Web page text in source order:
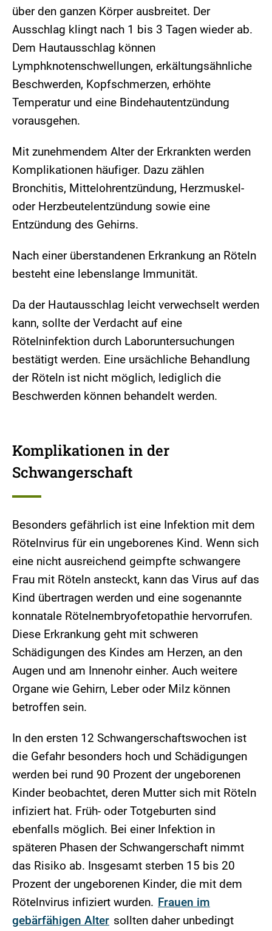
über den ganzen Körper ausbreitet. Der
Ausschlag klingt nach 1 bis 3 Tagen wieder ab.
Dem Hautausschlag können
Lymphknotenschwellungen, erkältungsähnliche
Beschwerden, Kopfschmerzen, erhöhte
Temperatur und eine Bindehautentzündung
vorausgehen.
Mit zunehmendem Alter der Erkrankten werden
Komplikationen häufiger. Dazu zählen
Bronchitis, Mittelohrentzündung, Herzmuskel-
oder Herzbeutelentzündung sowie eine
Entzündung des Gehirns.
Nach einer überstandenen Erkrankung an Röteln
besteht eine lebenslange Immunität.
Da der Hautausschlag leicht verwechselt werden
kann, sollte der Verdacht auf eine
Rötelninfektion durch Laboruntersuchungen
bestätigt werden. Eine ursächliche Behandlung
der Röteln ist nicht möglich, lediglich die
Beschwerden können behandelt werden.
Komplikationen in der
Schwangerschaft
Besonders gefährlich ist eine Infektion mit dem
Rötelnvirus für ein ungeborenes Kind. Wenn sich
eine nicht ausreichend geimpfte schwangere
Frau mit Röteln ansteckt, kann das Virus auf das
Kind übertragen werden und eine sogenannte
konnatale Rötelnembryofetopathie hervorrufen.
Diese Erkrankung geht mit schweren
Schädigungen des Kindes am Herzen, an den
Augen und am Innenohr einher. Auch weitere
Organe wie Gehirn, Leber oder Milz können
betroffen sein.
In den ersten 12 Schwangerschaftswochen ist
die Gefahr besonders hoch und Schädigungen
werden bei rund 90 Prozent der ungeborenen
Kinder beobachtet, deren Mutter sich mit Röteln
infiziert hat. Früh- oder Totgeburten sind
ebenfalls möglich. Bei einer Infektion in
späteren Phasen der Schwangerschaft nimmt
das Risiko ab. Insgesamt sterben 15 bis 20
Prozent der ungeborenen Kinder, die mit dem
Rötelnvirus infiziert wurden. Frauen im
gebärfähigen Alter sollten daher unbedingt